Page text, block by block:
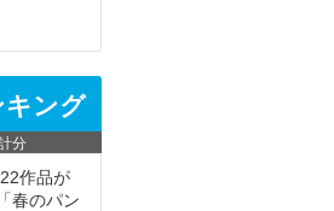
キング
分
作品が
春のパン